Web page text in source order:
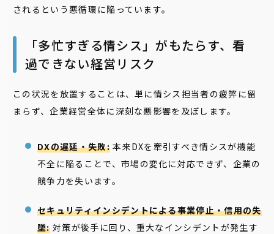
されるという悪循環に陥っています。
「多忙すぎる情シス」がもたらす、看
過できない経営リスク
この状況を放置することは、単に情シス担当者の疲弊に留
まらず、企業経営全体に深刻な悪影響を及ぼします。
DXの遅延・失敗:本来DXを牽引すべき情シスが機能
不全に陥ることで、市場の変化に対応できず、企業の
競争力を失います。
セキュリティインシデントによる事業停止・信用の失
墜:対策が後手に回り、重大なインシデントが発生す